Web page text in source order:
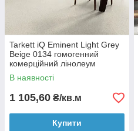
Tarkett iQ Eminent Light Grey
Beige 0134 гомогенний
комерційний лінолеум
В наявності
1 105,60 ₴/кв.м
Купити